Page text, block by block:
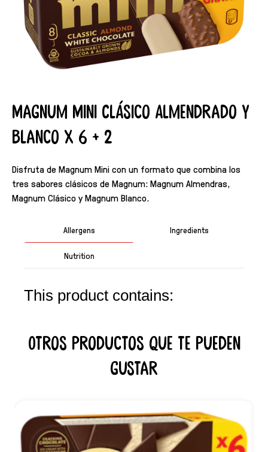
Magnum Mini Clásico Almendrado y
Blanco X 6 + 2
Disfruta de Magnum Mini con un formato que combina los
tres sabores clásicos de Magnum: Magnum Almendras,
Magnum Clásico y Magnum Blanco.
Allergens Ingredients
Nutrition
This product contains:
Otros productos que te pueden
gustar